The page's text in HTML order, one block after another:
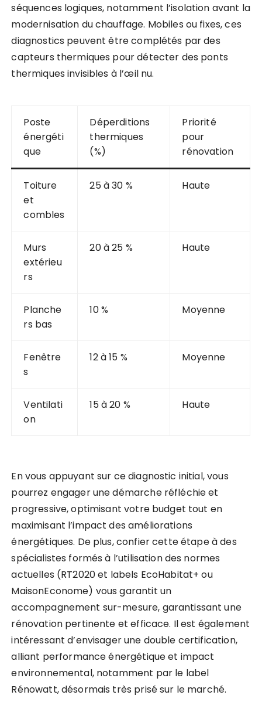
séquences logiques, notamment l’isolation avant la
modernisation du chauffage. Mobiles ou fixes, ces
diagnostics peuvent être complétés par des
capteurs thermiques pour détecter des ponts
thermiques invisibles à l’œil nu.
Poste
énergéti
que
Déperditions
thermiques
(%)
Priorité
pour
rénovation
Toiture
et
combles
25 à 30 % Haute
Murs
extérieu
rs
20 à 25 % Haute
Planche
rs bas
10 % Moyenne
Fenêtre
s
12 à 15 % Moyenne
Ventilati
on
15 à 20 % Haute
En vous appuyant sur ce diagnostic initial, vous
pourrez engager une démarche réfléchie et
progressive, optimisant votre budget tout en
maximisant l’impact des améliorations
énergétiques. De plus, confier cette étape à des
spécialistes formés à l’utilisation des normes
actuelles (RT2020 et labels EcoHabitat+ ou
MaisonEconome) vous garantit un
accompagnement sur-mesure, garantissant une
rénovation pertinente et efficace. Il est également
intéressant d’envisager une double certification,
alliant performance énergétique et impact
environnemental, notamment par le label
Rénowatt, désormais très prisé sur le marché.